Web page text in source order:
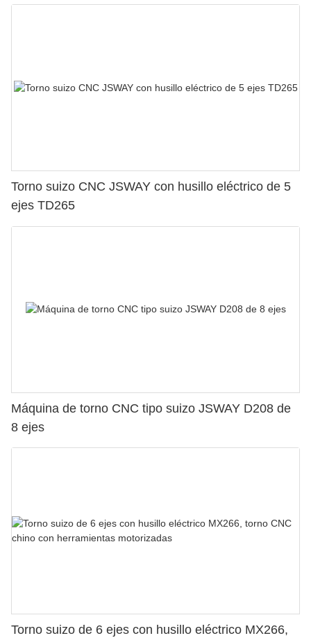
Torno suizo CNC JSWAY con husillo eléctrico de 5
ejes TD265
Máquina de torno CNC tipo suizo JSWAY D208 de
8 ejes
Torno suizo de 6 ejes con husillo eléctrico MX266,